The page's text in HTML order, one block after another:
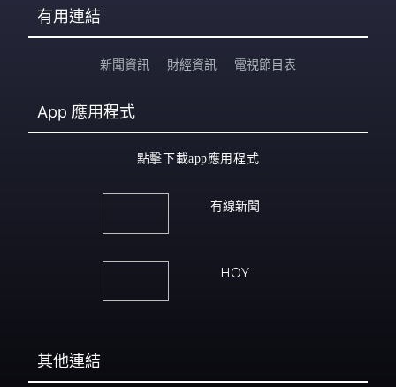
有用連結
新聞資訊 財經資訊 電視節目表
App 應用程式
點擊下載app應用程式
有線新聞
HOY
其他連結